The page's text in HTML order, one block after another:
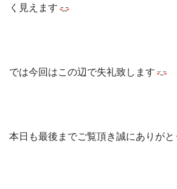
く見えます
では今回はこの辺で失礼致します
本日も最後までご覧頂き誠にありがと